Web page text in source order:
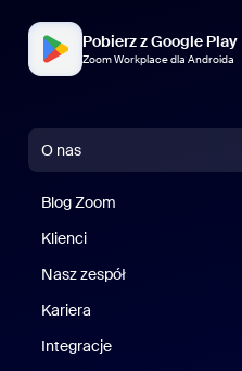
Pobierz z Google Play
Zoom Workplace dla Androida
O nas
Blog Zoom
Klienci
Nasz zespół
Kariera
Integracje